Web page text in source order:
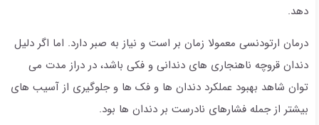
دهد.
درمان ارتودنسی معمولا زمان بر است و نیاز به صبر دارد. اما اگر دلیل
دندان قروچه ناهنجاری های دندانی و فکی باشد، در دراز مدت می
توان شاهد بهبود عملکرد دندان ها و فک ها و جلوگیری از آسیب های
بیشتر از جمله فشارهای نادرست بر دندان ها بود.